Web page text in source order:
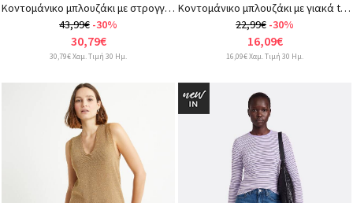
Κοντομάνικο μπλουζάκι με στρογγυλή λαιμόκοψη και γραφικό τύπωμα
43,99€ -30%
30,79€
30,79€ Χαμ. Τιμή 30 Ημ.
Κοντομάνικο μπλουζάκι με γιακά tunisien
22,99€ -30%
16,09€
16,09€ Χαμ. Τιμή 30 Ημ.